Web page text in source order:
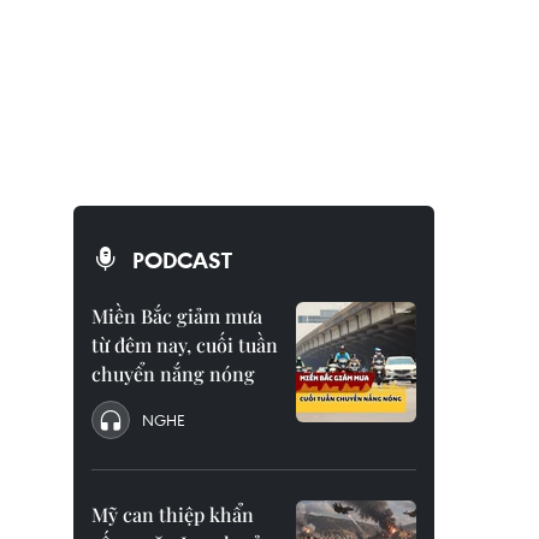
PODCAST
Miền Bắc giảm mưa
từ đêm nay, cuối tuần
chuyển nắng nóng
NGHE
Mỹ can thiệp khẩn